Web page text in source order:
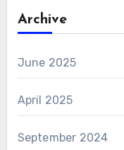
Archive
June 2025
April 2025
September 2024